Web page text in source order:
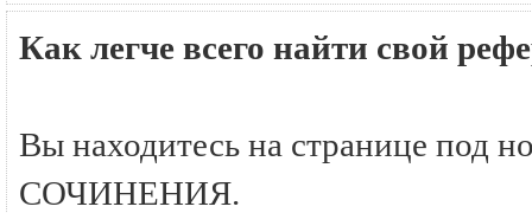
Как легче всего найти свой
Вы находитесь на странице под
СОЧИНЕНИЯ.